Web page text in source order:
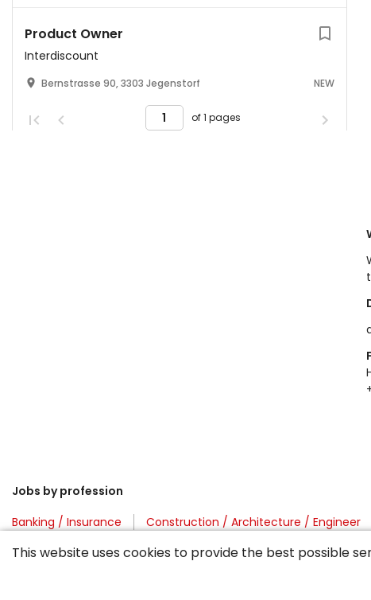
Product Owner
Interdiscount
Bernstrasse 90, 3303 Jegenstorf NEW
of 1 pages
Jobs by profession
Banking / Insurance
Construction / Architecture / Engineer
Machine / Plant Engin. / Manufacturing
Marketing /
This website uses cookies to provide the best possible